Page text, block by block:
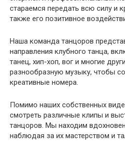
стараемся передать всю силу и
также его позитивное
Наша команда танцоров
направления клубного танца,
танец, хип-хоп, вог и многие
разнообразную музыку, чтобы
креативные номера.
Помимо наших собственных
смотреть различные клипы и
танцоров. Мы находим
наблюдая за их мастерством и